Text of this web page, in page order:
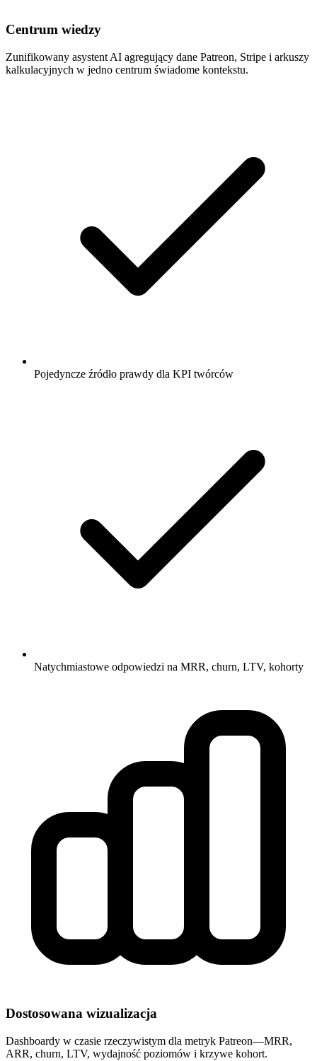
Centrum wiedzy
Zunifikowany asystent AI agregujący dane Patreon, Stripe i arkuszy
kalkulacyjnych w jedno centrum świadome kontekstu.
Pojedyncze źródło prawdy dla KPI twórców
Natychmiastowe odpowiedzi na MRR, churn, LTV, kohorty
Dostosowana wizualizacja
Dashboardy w czasie rzeczywistym dla metryk Patreon—MRR,
ARR, churn, LTV, wydajność poziomów i krzywe kohort.